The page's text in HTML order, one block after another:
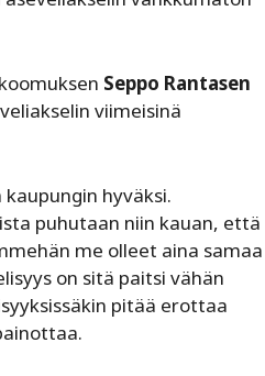
Seppo Rantasen
viimeisinä
hyväksi.
puhutaan niin kauan, että
me olleet aina samaa
on sitä paitsi vähän
pitää erottaa